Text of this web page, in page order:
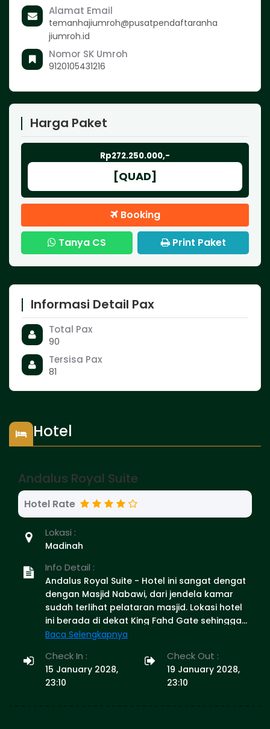
Alamat Email
temanhajiumroh@pusatpendaftaranha
jiumroh.id
Nomor SK Umroh
9120105431216
Harga Paket
Rp272.250.000,-
[QUAD]
Booking
Tanya CS
Print Paket
Informasi Detail Pax
Total Pax
90
Tersisa Pax
81
Hotel
Andalus Royal Suite
Hotel Rate
Lokasi :
Madinah
Info Detail :
Andalus Royal Suite - Hotel ini sangat dengat
dengan Masjid Nabawi, dari jendela kamar
sudah terlihat pelataran masjid. Lokasi hotel
ini berada di dekat King Fahd Gate sehingga
memudahkan untuk menjalankan shalat 5
di masjid juga sangat memungkinkan. Di
depan hotel terdapat taman dengan
landmark jam yang biasa menjadi tempat
Baca Selengkapnya
Check In :
15 January 2028,
23:10
Check Out :
19 January 2028,
23:10